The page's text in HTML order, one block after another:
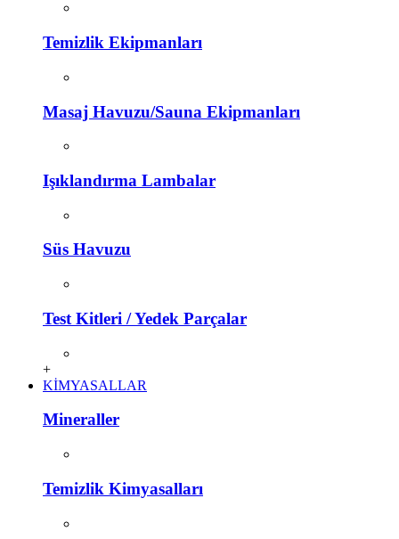
Temizlik Ekipmanları
Masaj Havuzu/Sauna Ekipmanları
Işıklandırma Lambalar
Süs Havuzu
Test Kitleri / Yedek Parçalar
+
KİMYASALLAR
Mineraller
Temizlik Kimyasalları